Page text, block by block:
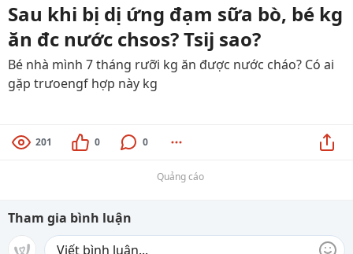
Sau khi bị dị ứng đạm sữa bò, bé kg
ăn đc nước chsos? Tsij sao?
Bé nhà mình 7 tháng rưỡi kg ăn được nước cháo? Có ai
gặp trưoengf hợp này kg
201 0 0
Quảng cáo
Tham gia bình luận